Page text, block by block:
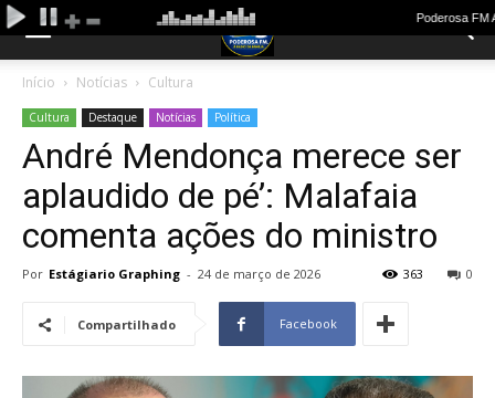
Início Notícias Cultura
Cultura Destaque Notícias Política
André Mendonça merece ser
aplaudido de pé’: Malafaia
comenta ações do ministro
Por Estágiario Graphing - 24 de março de 2026 0
363
Compartilhado Facebook